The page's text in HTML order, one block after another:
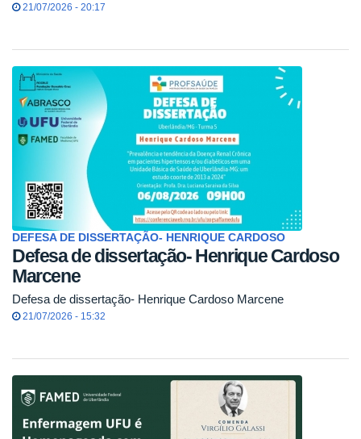
21/07/2026 - 20:17
DEFESA DE DISSERTAÇÃO- HENRIQUE CARDOSO
Defesa de dissertação- Henrique Cardoso
Marcene
Defesa de dissertação- Henrique Cardoso Marcene
21/07/2026 - 15:32